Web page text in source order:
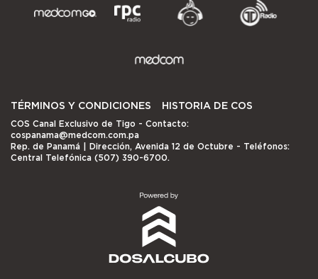
TÉRMINOS Y CONDICIONES HISTORIA DE COS
COS Canal Exclusivo de Tigo - Contacto:
cospanama@medcom.com.pa
Rep. de Panamá | Dirección, Avenida 12 de Octubre - Teléfonos:
Central Telefónica (507) 390-6700.